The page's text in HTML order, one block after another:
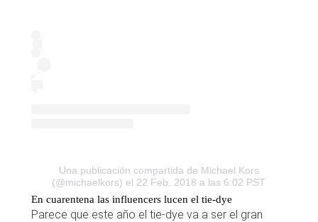
Una publicación compartida de Michael Kors
(@michaelkors) el 22 Feb, 2018 a las 6:02 PST
En cuarentena las influencers lucen el tie-dye
Parece que este año el tie-dye va a ser el gran